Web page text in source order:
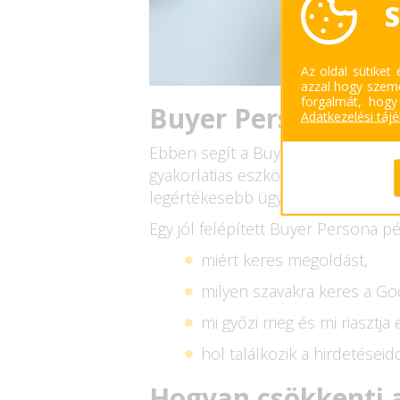
Buyer Persona:
Ebben segít a Buyer Persona,
gyakorlatias eszköz. A Buyer
legértékesebb ügyfeleidet.
Egy jól felépített Buyer Persona
miért keres megoldást,
milyen szavakra keres a
mi győzi meg és mi riasztja
hol találkozik a
Az oldal sütiket
azzal hogy
forgalmát,
Adatkezelési